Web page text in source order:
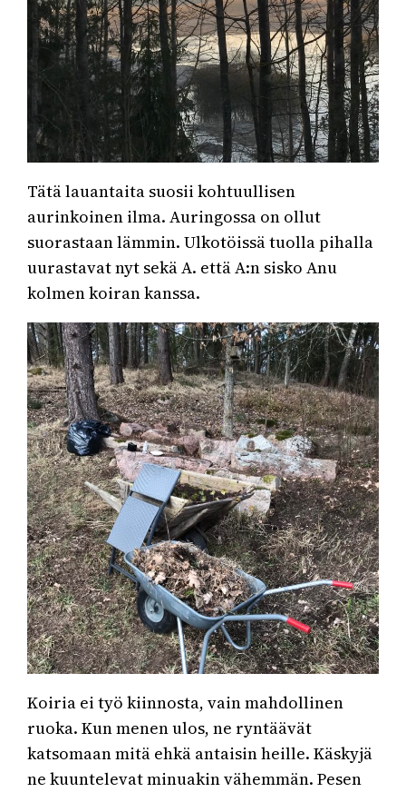
Tätä lauantaita suosii kohtuullisen
aurinkoinen ilma. Auringossa on ollut
suorastaan lämmin. Ulkotöissä tuolla pihalla
uurastavat nyt sekä A. että A:n sisko Anu
kolmen koiran kanssa.
Koiria ei työ kiinnosta, vain mahdollinen
ruoka. Kun menen ulos, ne ryntäävät
katsomaan mitä ehkä antaisin heille. Käskyjä
ne kuuntelevat minuakin vähemmän. Pesen